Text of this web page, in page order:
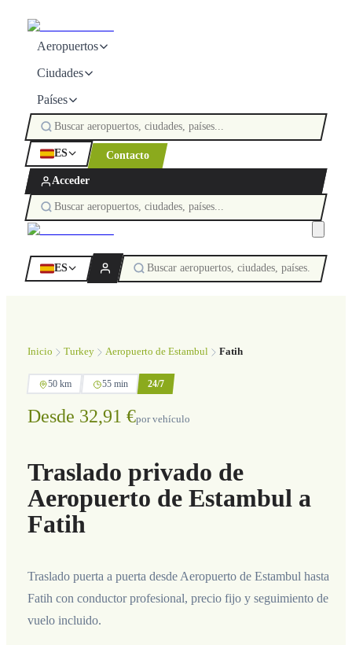
Aeropuertos
Ciudades
Países
ES Contacto
Acceder
ES
Inicio Turkey Aeropuerto de Estambul Fatih
50 km 55 min 24/7
Desde 32,91 €por vehículo
Traslado privado de
Aeropuerto de Estambul a
Fatih
Traslado puerta a puerta desde Aeropuerto de Estambul hasta
Fatih con conductor profesional, precio fijo y seguimiento de
vuelo incluido.